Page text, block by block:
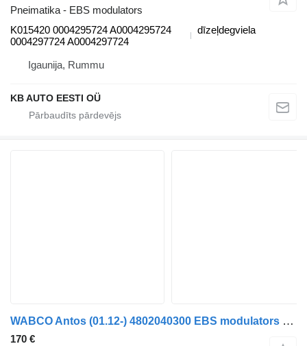
Pneimatika - EBS modulators
K015420 0004295724 A0004295724
0004297724 A0004297724
dīzeļdegviela
Igaunija, Rummu
KB AUTO EESTI OÜ
WABCO Antos (01.12-) 4802040300 EBS modulators paredzēts Mercedes-Benz Actros MP4 Antos Arocs (2012-) kravas automašīnas
170 €